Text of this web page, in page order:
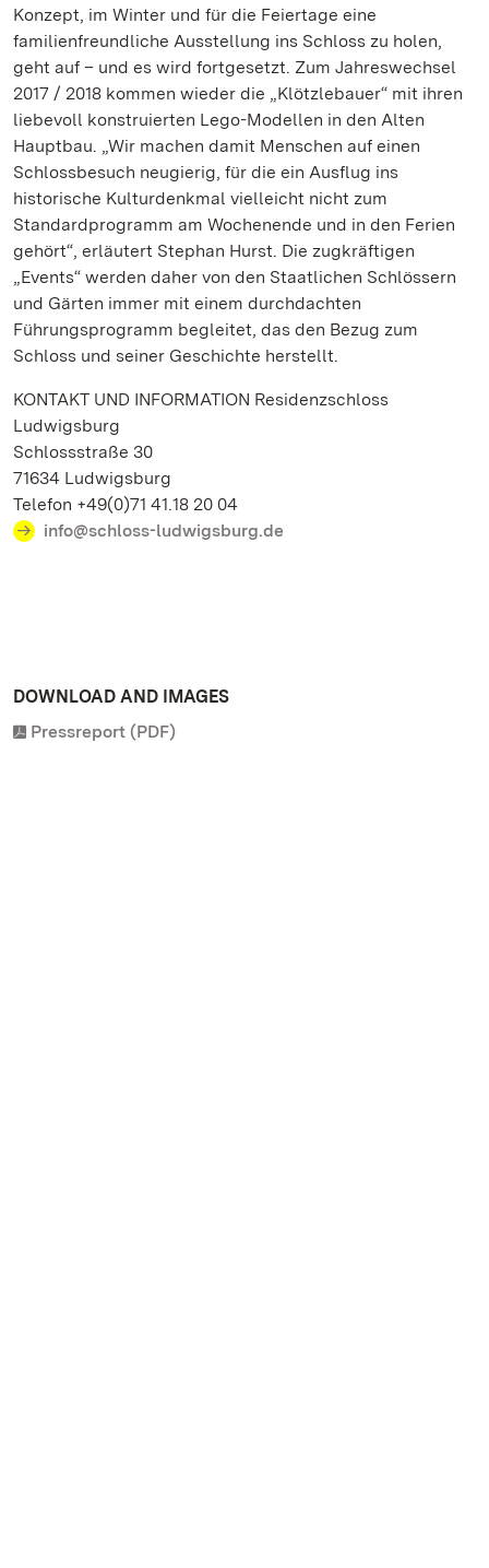
Konzept, im Winter und für die Feiertage eine
familienfreundliche Ausstellung ins Schloss zu holen,
geht auf – und es wird fortgesetzt. Zum Jahreswechsel
2017 / 2018 kommen wieder die „Klötzlebauer“ mit ihren
liebevoll konstruierten Lego-Modellen in den Alten
Hauptbau. „Wir machen damit Menschen auf einen
Schlossbesuch neugierig, für die ein Ausflug ins
historische Kulturdenkmal vielleicht nicht zum
Standardprogramm am Wochenende und in den Ferien
gehört“, erläutert Stephan Hurst. Die zugkräftigen
„Events“ werden daher von den Staatlichen Schlössern
und Gärten immer mit einem durchdachten
Führungsprogramm begleitet, das den Bezug zum
Schloss und seiner Geschichte herstellt.
KONTAKT UND INFORMATION Residenzschloss
Ludwigsburg
Schlossstraße 30
71634 Ludwigsburg
Telefon +49(0)71 41.18 20 04
info@schloss-ludwigsburg.de
DOWNLOAD AND IMAGES
Pressreport (PDF)